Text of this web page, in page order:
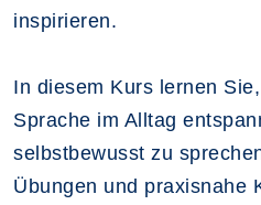
inspirieren.
In diesem Kurs lernen
Sprache im Alltag
selbstbewusst zu
Übungen und praxisnahe